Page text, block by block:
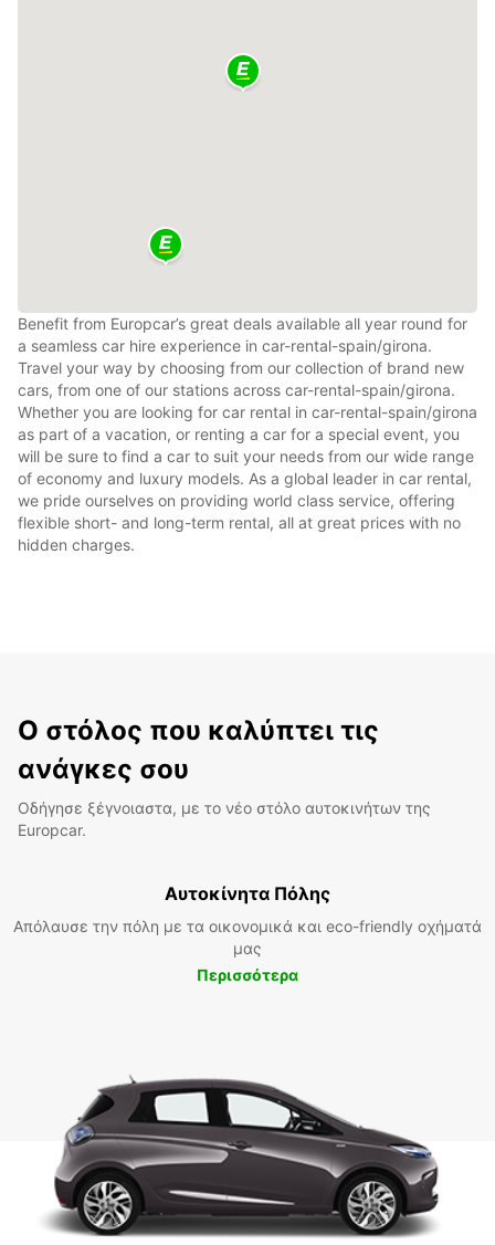
Benefit from Europcar’s great deals available all year round for
a seamless car hire experience in car-rental-spain/girona.
Travel your way by choosing from our collection of brand new
cars, from one of our stations across car-rental-spain/girona.
Whether you are looking for car rental in car-rental-spain/girona
as part of a vacation, or renting a car for a special event, you
will be sure to find a car to suit your needs from our wide range
of economy and luxury models. As a global leader in car rental,
we pride ourselves on providing world class service, offering
flexible short- and long-term rental, all at great prices with no
hidden charges.
Ο στόλος που καλύπτει τις
ανάγκες σου
Οδήγησε ξέγνοιαστα, με το νέο στόλο αυτοκινήτων της
Europcar.
Αυτοκίνητα Πόλης
Απόλαυσε την πόλη με τα οικονομικά και eco-friendly οχήματά
μας
Περισσότερα